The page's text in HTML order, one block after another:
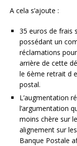
A cela s’ajoute :
35 euros de frais
possédant un
réclamations
arrière de cette
le 6ème retrait d
postal.
L’augmentation
l’argumentation
moins chère sur
alignement sur
Banque Postale